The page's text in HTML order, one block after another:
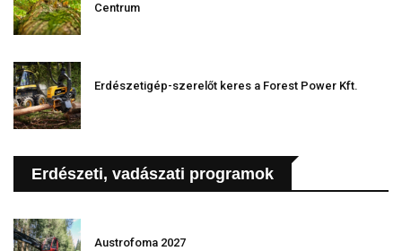
Centrum
Erdészetigép-szerelőt keres a Forest Power Kft.
Erdészeti, vadászati programok
Austrofoma 2027